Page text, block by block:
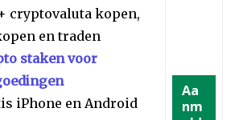
cryptovaluta kopen,
en traden
staken voor
iPhone en Android
Aa
nm